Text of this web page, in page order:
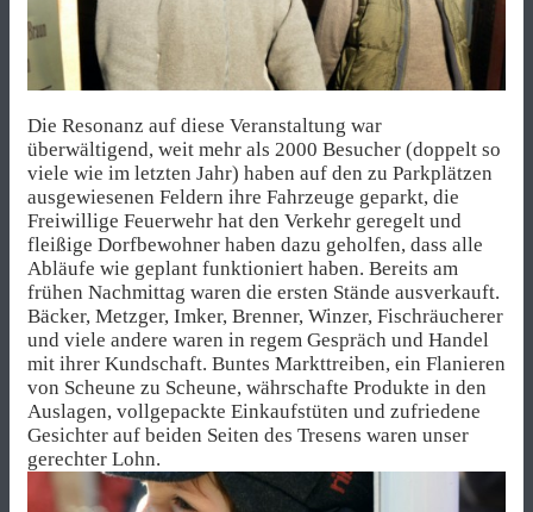
Die Resonanz auf diese Veranstaltung war
überwältigend, weit mehr als 2000 Besucher (doppelt so
viele wie im letzten Jahr) haben auf den zu Parkplätzen
ausgewiesenen Feldern ihre Fahrzeuge geparkt, die
Freiwillige Feuerwehr hat den Verkehr geregelt und
fleißige Dorfbewohner haben dazu geholfen, dass alle
Abläufe wie geplant funktioniert haben. Bereits am
frühen Nachmittag waren die ersten Stände ausverkauft.
Bäcker, Metzger, Imker, Brenner, Winzer, Fischräucherer
und viele andere waren in regem Gespräch und Handel
mit ihrer Kundschaft. Buntes Markttreiben, ein Flanieren
von Scheune zu Scheune, währschafte Produkte in den
Auslagen, vollgepackte Einkaufstüten und zufriedene
Gesichter auf beiden Seiten des Tresens waren unser
gerechter Lohn.